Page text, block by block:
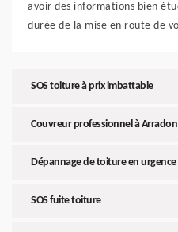
avoir des informations bien
durée de la mise en route de
SOS toiture à prix imbattable
Couvreur professionnel à Arradon
Dépannage de toiture en urgence
SOS fuite toiture